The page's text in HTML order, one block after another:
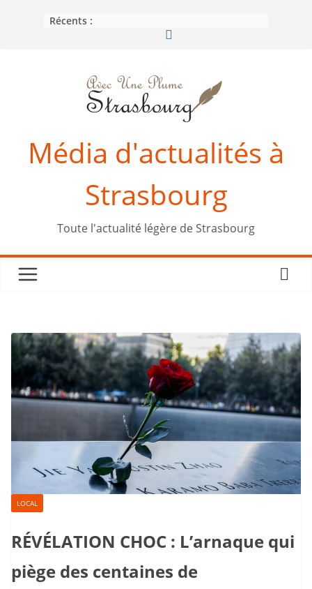
Récents :
Média d'actualités à
Strasbourg
Toute l'actualité légère de Strasbourg
LOCAL
RÉVÉLATION CHOC : L’arnaque qui
piège des centaines de